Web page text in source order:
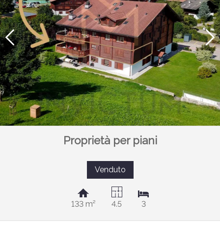
Proprietà per piani
Venduto
133 m² 4.5 3